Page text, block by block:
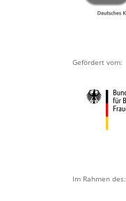
Gefördert vom:
Im Rahmen des: